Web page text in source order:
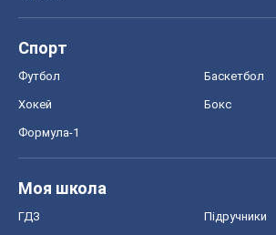
Спорт
Футбол Баскетбол
Хокей Бокс
Формула-1
Моя школа
ГДЗ Підручники